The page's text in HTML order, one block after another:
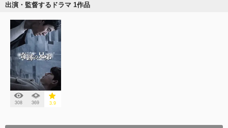
出演・監督するドラマ 1作品
308 369 3.9